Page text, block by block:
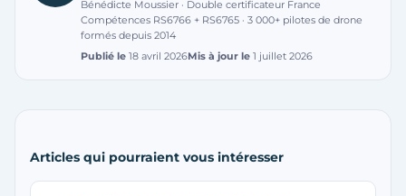
Bénédicte Moussier · Double certificateur France
Compétences RS6766 + RS6765 · 3 000+ pilotes de drone
formés depuis 2014
Publié le 18 avril 2026Mis à jour le 1 juillet 2026
Articles qui pourraient vous intéresser